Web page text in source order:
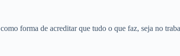
como forma de acreditar que tudo o que faz, seja no